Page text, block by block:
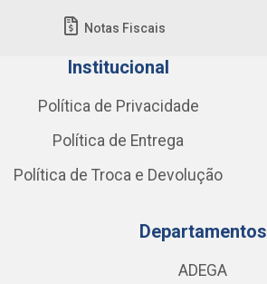
Notas Fiscais
Institucional
Política de Privacidade
Política de Entrega
Política de Troca e Devolução
Departamentos
ADEGA